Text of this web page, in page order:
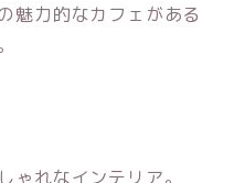
魅力的なカフェがある
ゃれなインテリア。